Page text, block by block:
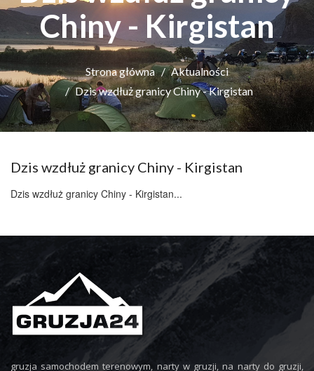
Chiny - Kirgistan
Strona główna
Aktualności
Dzis wzdłuż granicy Chiny - Kirgistan
Dzis wzdłuż granicy Chiny - Kirgistan
Dzis wzdłuż granicy Chiny - Kirgistan...
gruzja samochodem terenowym, narty w gruzji, na narty do gruzji,